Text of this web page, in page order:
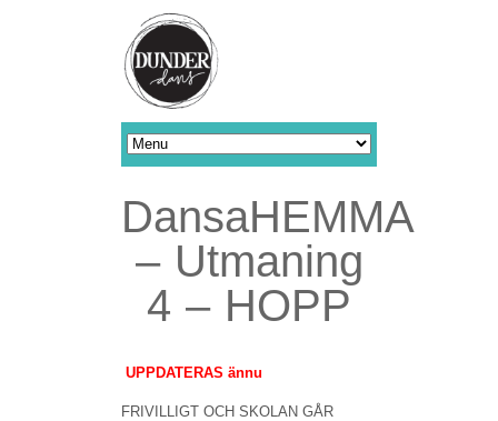
DansaHEMMA
– Utmaning
4 – HOPP
UPPDATERAS ännu
FRIVILLIGT OCH SKOLAN GÅR